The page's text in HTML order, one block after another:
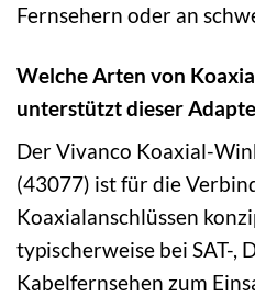
Fernsehern oder an
Welche Arten von
unterstützt dieser
Der Vivanco Koaxial-
(43077) ist für die
Koaxialanschlüssen
typischerweise bei SAT-,
Kabelfernsehen zum